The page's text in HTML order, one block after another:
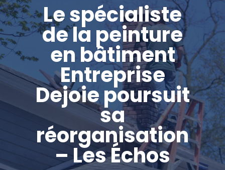
Le spécialiste
de la peinture
en bâtiment
Entreprise
Dejoie poursuit
sa
réorganisation
– Les Échos